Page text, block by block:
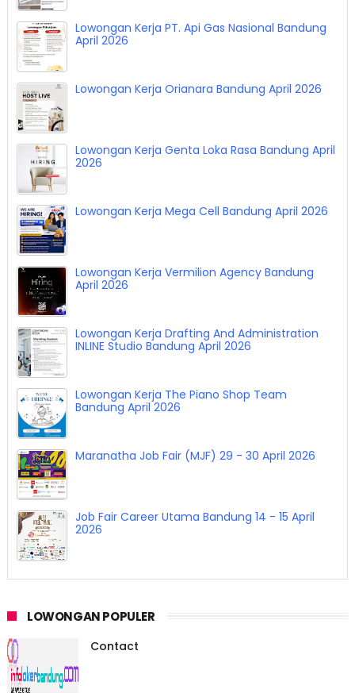
Lowongan Kerja PT. Api Gas Nasional Bandung
April 2026
Lowongan Kerja Orianara Bandung April 2026
Lowongan Kerja Genta Loka Rasa Bandung April
2026
Lowongan Kerja Mega Cell Bandung April 2026
Lowongan Kerja Vermilion Agency Bandung
April 2026
Lowongan Kerja Drafting And Administration
INLINE Studio Bandung April 2026
Lowongan Kerja The Piano Shop Team
Bandung April 2026
Maranatha Job Fair (MJF) 29 - 30 April 2026
Job Fair Career Utama Bandung 14 - 15 April
2026
LOWONGAN POPULER
Contact